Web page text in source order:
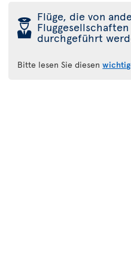
þ Flüge, die von
Fluggesellschaften
durchgeführt
Bitte lesen Sie diesen